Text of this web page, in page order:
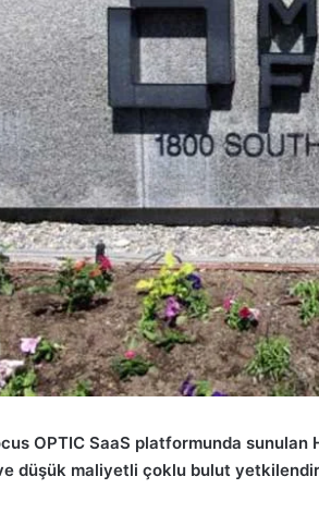
OPTIC SaaS platformunda
düşük maliyetli çoklu bulut